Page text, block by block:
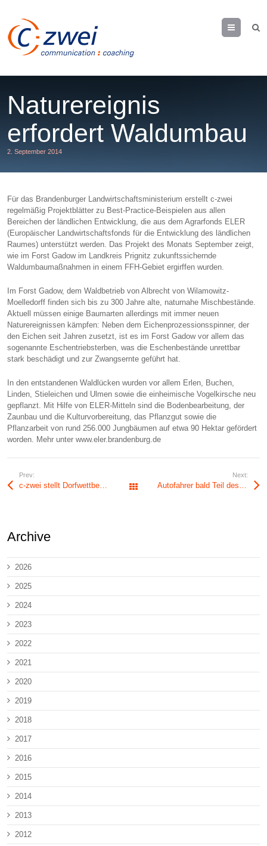
Menu
Naturereignis
erfordert Waldumbau
2. September 2014
Für das Brandenburger Landwirtschaftsministerium erstellt c-zwei
regelmäßig Projektblätter zu Best-Practice-Beispielen aus allen
Bereichen der ländlichen Entwicklung, die aus dem Agrarfonds ELER
(Europäischer Landwirtschaftsfonds für die Entwicklung des ländlichen
Raumes) unterstützt werden. Das Projekt des Monats September zeigt,
wie im Forst Gadow im Landkreis Prignitz zukunftssichernde
Waldumbaumaßnahmen in einem FFH-Gebiet ergirffen wurden.
Im Forst Gadow, dem Waldbetrieb von Albrecht von Wilamowitz-
Moelledorff finden sich bis zu 300 Jahre alte, naturnahe Mischbestände.
Aktuell müssen einige Baumarten allerdings mit immer neuen
Naturereignissen kämpfen: Neben dem Eichenprozessionsspinner, der
den Eichen seit Jahren zusetzt, ist es im Forst Gadow vor allem das
sogenannte Eschentriebsterben, was die Eschenbestände unrettbar
stark beschädigt und zur Zwangsernte geführt hat.
In den entstandenen Waldlücken wurden vor allem Erlen, Buchen,
Linden, Stieleichen und Ulmen sowie die einheimische Vogelkirsche neu
gepflanzt. Mit Hilfe von ELER-Mitteln sind die Bodenbearbeitung, der
Zaunbau und die Kulturvorbereitung, das Pflanzgut sowie die
Pflanzarbeit von rund 256.000 Jungbäumen auf etwa 90 Hektar gefördert
worden. Mehr unter www.eler.brandenburg.de
Prev:
c-zwei stellt Dorfwettbewerb 2014/15 ins Rampenlicht Alle Beiträge
Next:
Archive
2026
2025
2024
2023
2022
2021
2020
2019
2018
2017
2016
2015
2014
2013
2012